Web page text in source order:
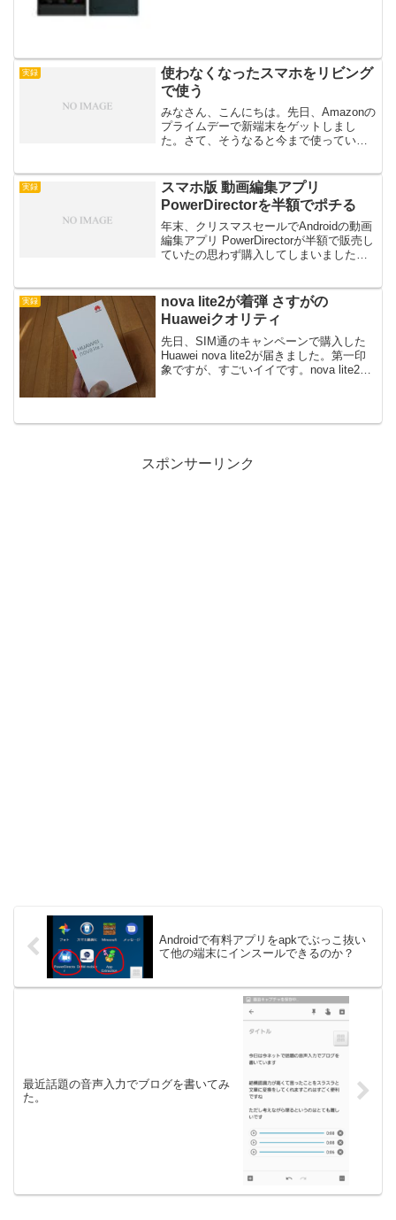
実録
使わなくなったスマホをリビング
で使う
みなさん、こんにちは。先日、Amazonの
プライムデーで新端末をゲットしまし
た。さて、そうなると今まで使っていた
い方はいろいろですが、我が家ではリビ
ングルーム（居間）で...
実録
スマホ版 動画編集アプリ
PowerDirectorを半額でポチる
年末、クリスマスセールでAndroidの動画
編集アプリ PowerDirectorが半額で販売し
ていたの思わず購入してしまいました。
て、面倒くさい・・・撮影、編集、エ
ン...
実録
nova lite2が着弾 さすがの
Huaweiクオリティ
先日、SIM通のキャンペーンで購入した
Huawei nova lite2が届きました。第一印
象ですが、すごいイイです。nova lite2は
スポンサーリンク
Androidで有料アプリをapkでぶっこ抜い
て他の端末にインスールできるのか？
最近話題の音声入力でブログを書いてみ
た。